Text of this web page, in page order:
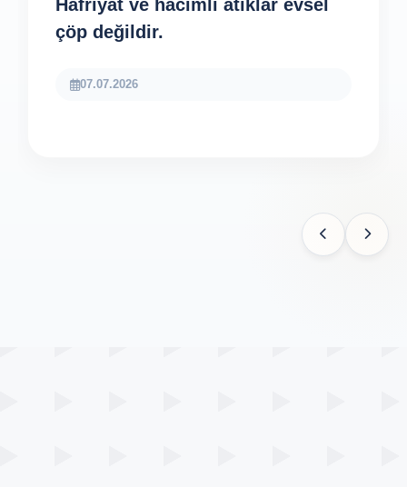
Hafriyat ve hacimli atıklar evsel
çöp değildir.
07.07.2026